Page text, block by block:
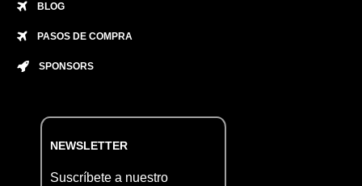
BLOG
PASOS DE COMPRA
SPONSORS
NEWSLETTER
Suscríbete a nuestro